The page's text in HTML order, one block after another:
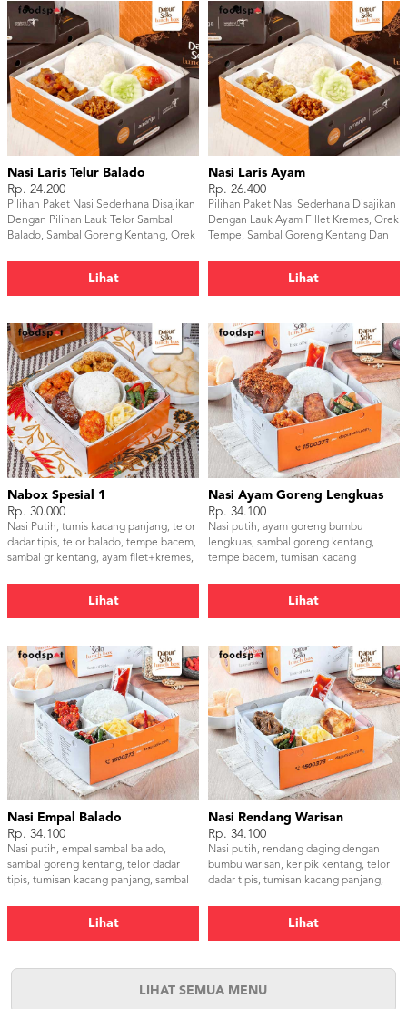
Nasi Laris Telur Balado
Rp. 24.200
Pilihan Paket Nasi Sederhana Disajikan
Dengan Pilihan Lauk Telor Sambal
Balado, Sambal Goreng Kentang, Orek
Lihat
Nasi Laris Ayam
Rp. 26.400
Pilihan Paket Nasi Sederhana Disajikan
Dengan Lauk Ayam Fillet Kremes, Orek
Tempe, Sambal Goreng Kentang Dan
Lihat
Nabox Spesial 1
Rp. 30.000
Nasi Putih, tumis kacang panjang, telor
dadar tipis, telor balado, tempe bacem,
sambal gr kentang, ayam filet+kremes,
Lihat
Nasi Ayam Goreng Lengkuas
Rp. 34.100
Nasi putih, ayam goreng bumbu
lengkuas, sambal goreng kentang,
tempe bacem, tumisan kacang
Lihat
Nasi Empal Balado
Rp. 34.100
Nasi putih, empal sambal balado,
sambal goreng kentang, telor dadar
tipis, tumisan kacang panjang, sambal
Lihat
Nasi Rendang Warisan
Rp. 34.100
Nasi putih, rendang daging dengan
bumbu warisan, keripik kentang, telor
dadar tipis, tumisan kacang panjang,
Lihat
LIHAT SEMUA MENU